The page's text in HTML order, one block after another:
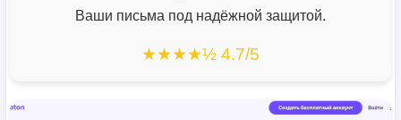
Ваши письма под надёжной защитой.
★★★★½ 4.7/5